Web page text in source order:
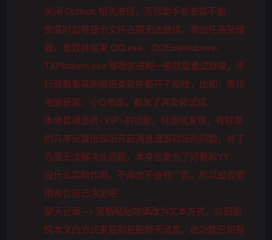
关闭 Outlook 相关进程，否则助手会安装不能
安装时如有提示文件占用无法继续，调出任务管理
器，查找并结束 QQ.exe、QQExternal.exe、
TXPlatform.exe 等相关进程一般就能重试继续，不
行就看看其他腾讯类软件都开了些啥，比如：腾讯
电脑管家、小Q书桌，都关了再安装试试
本地普通会员<VIP>的功能，经测试发现，有较高
的几率反复出现示开启消息漫游验证的问题，补丁
方面无法解决此问题，本身也是为了好看和YY，
没什么实际作用，不用也不会有广告，所以是否要
用各位自己决定吧
聊天记录 –> 复制粘贴效果改为文本方式，以旧版
纯本文的方式来复制粘贴聊天消息，此功能已知有